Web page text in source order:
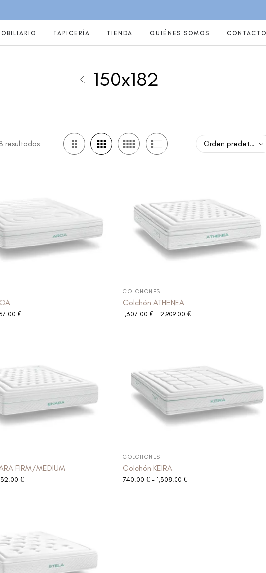
TAPICERÍA TIENDA QUIÉNES SOMOS CONTACTO
150x182
resultados Orden predeterminado
€
COLCHONES
Colchón ATHENEA
1,307.00 € - 2,909.00 €
FIRM/MEDIUM
€
COLCHONES
Colchón KEIRA
740.00 € - 1,308.00 €